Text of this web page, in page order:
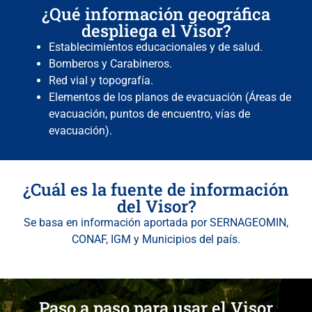
¿Qué información geográfica
despliega el Visor?
Establecimientos educacionales y de salud.
Bomberos y Carabineros.
Red vial y topografía.
Elementos de los planos de evacuación (Áreas de
evacuación, puntos de encuentro, vías de
evacuación).
¿Cuál es la fuente de información
del Visor?
Se basa en información aportada por SERNAGEOMIN,
CONAF, IGM y Municipios del país.